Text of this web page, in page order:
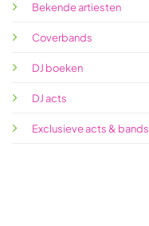
Bekende artiesten
Coverbands
DJ boeken
DJ acts
Exclusieve acts & bands